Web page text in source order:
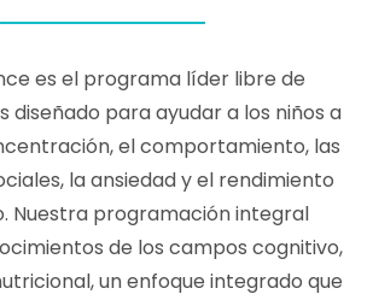
es el programa líder libre de
diseñado para ayudar a los niños a
el comportamiento, las
la ansiedad y el rendimiento
Nuestra programación integral
de los campos cognitivo,
un enfoque integrado que